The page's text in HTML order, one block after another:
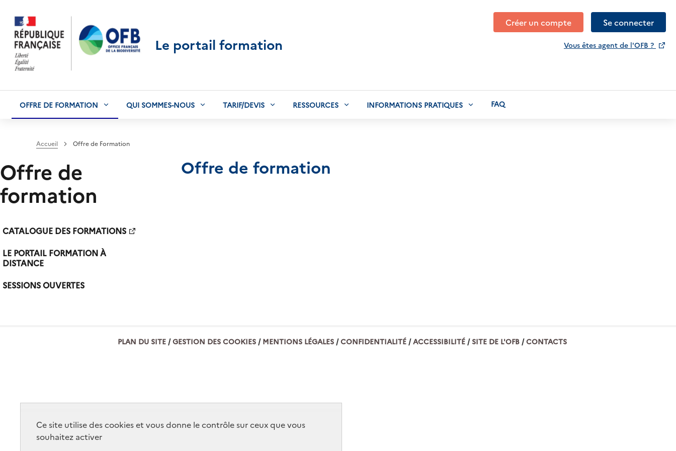
Ce site utilise des cookies et vous donne le contrôle sur ceux que vous
souhaitez activer
Le portail formation
Créer un compte Se connecter
Vous êtes agent de l'OFB ?
OFFRE DE FORMATION QUI SOMMES-NOUS TARIF/DEVIS RESSOURCES INFORMATIONS PRATIQUES FAQ
Accueil Offre de Formation
Offre de
formation
CATALOGUE DES FORMATIONS
LE PORTAIL FORMATION À
DISTANCE
SESSIONS OUVERTES
Offre de formation
PLAN DU SITE GESTION DES COOKIES MENTIONS LÉGALES CONFIDENTIALITÉ ACCESSIBILITÉ SITE DE L'OFB CONTACTS